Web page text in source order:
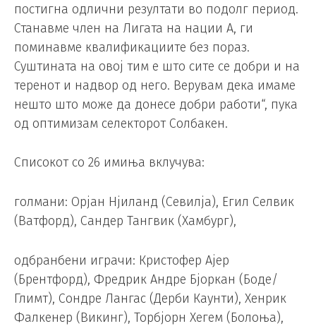
постигна одлични резултати во подолг период.
Станавме член на Лигата на нации А, ги
поминавме квалификациите без пораз.
Суштината на овој тим е што сите се добри и на
теренот и надвор од него. Верувам дека имаме
нешто што може да донесе добри работи“, пука
од оптимизам селекторот Солбакен.
Списокот со 26 имиња вклучува:
голмани: Орјан Нјиланд (Севилја), Егил Селвик
(Ватфорд), Сандер Тангвик (Хамбург),
одбранбени играчи: Кристофер Ајер
(Брентфорд), Фредрик Андре Бјоркан (Боде/
Глимт), Сондре Лангас (Дерби Каунти), Хенрик
Фалкенер (Викинг), Торбјорн Хегем (Болоња),